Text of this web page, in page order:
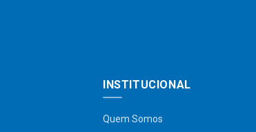
INSTITUCIONAL
Quem Somos